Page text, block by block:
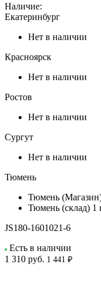
Наличие:
Екатеринбург
Нет в наличии
Красноярск
Нет в наличии
Ростов
Нет в наличии
Сургут
Нет в наличии
Тюмень
Тюмень
Тюмень (склад) 1
JS180-1601021-6
Есть в наличии
1 310 руб. 1 441 ₽